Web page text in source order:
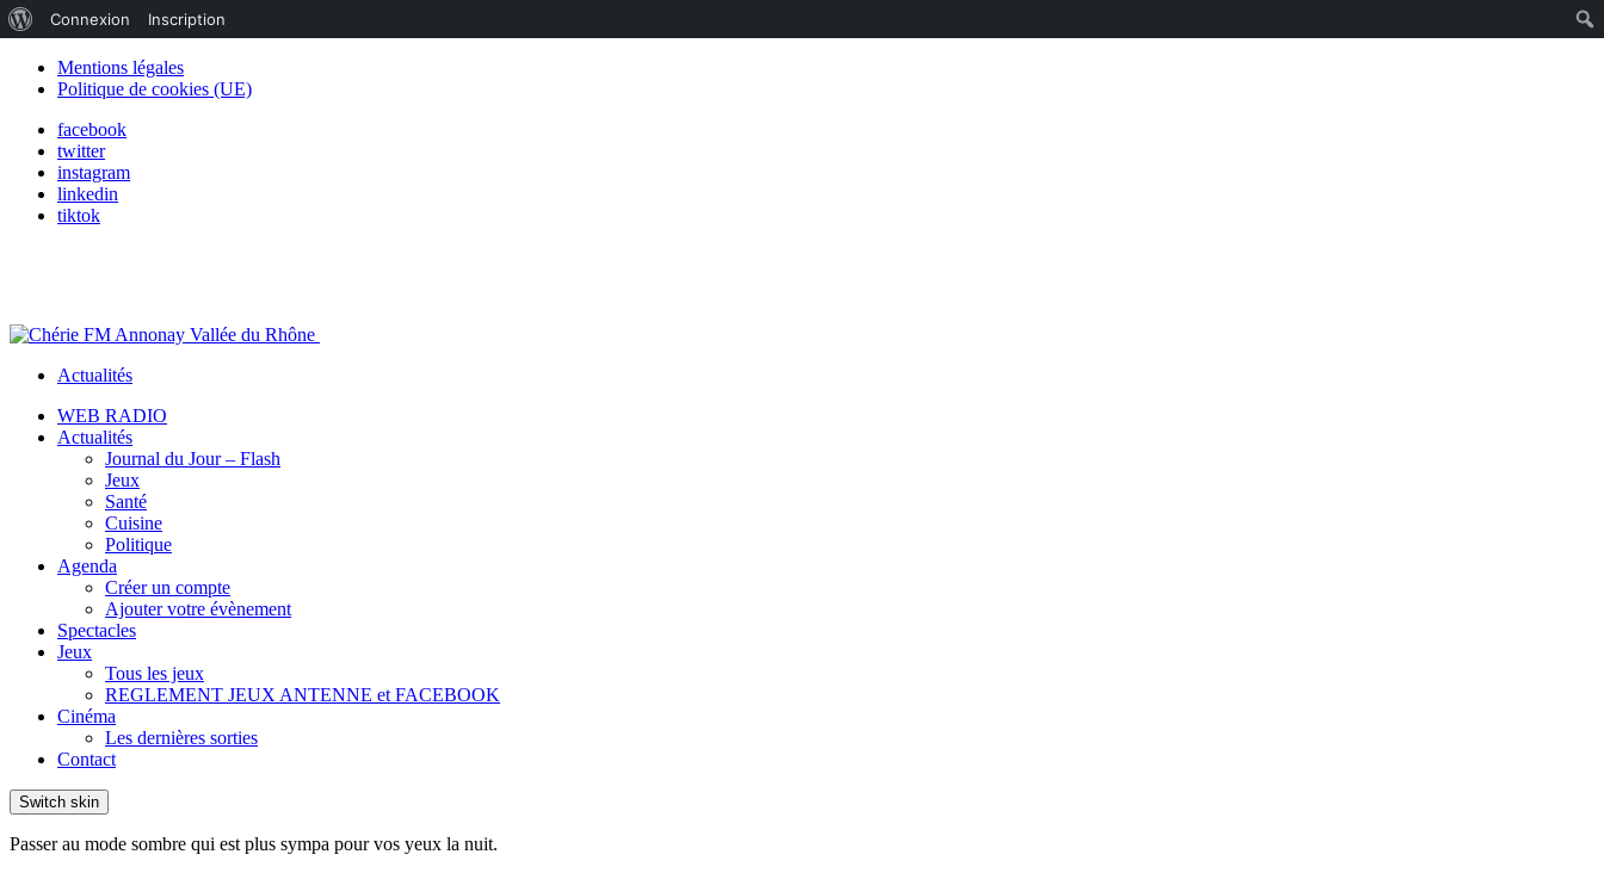
Mentions légales
Politique de cookies (UE)
facebook
twitter
instagram
linkedin
tiktok
Actualités
WEB RADIO
Actualités
Journal du Jour – Flash
Jeux
Santé
Cuisine
Politique
Agenda
Créer un compte
Ajouter votre évènement
Spectacles
Jeux
Tous les jeux
REGLEMENT JEUX ANTENNE et FACEBOOK
Cinéma
Les dernières sorties
Contact
Switch skin
Passer au mode sombre qui est plus sympa pour vos yeux la nuit.
de
WordPress
Connexion Inscription